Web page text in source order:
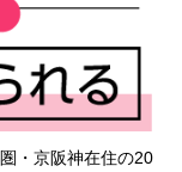
・京阪神在住の20